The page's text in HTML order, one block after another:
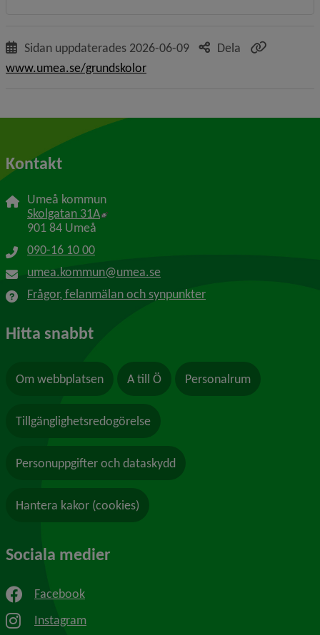
Sidan uppdaterades 2026-06-09
Dela
www.umea.se/grundskolor
Kontakt
Umeå kommun
Skolgatan 31A Länk till annan webbplats, öppnas i nytt
901 84 Umeå
090-16 10 00
umea.kommun@umea.se
Frågor, felanmälan och synpunkter
Hitta snabbt
Om webbplatsen A till Ö Personalrum
Tillgänglighetsredogörelse
Personuppgifter och dataskydd
Hantera kakor (cookies)
Sociala medier
Facebook
Instagram